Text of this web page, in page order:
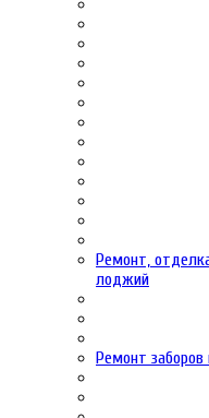
Ремонт,
лоджий
Ремонт